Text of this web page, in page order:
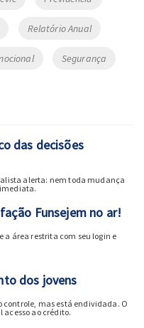
Relatório Anual
Segurança
das decisões
alerta: nem toda mudança
Funsejem no ar!
a área restrita com seu login e
dos jovens
controle, mas está endividada. O
acesso ao crédito.